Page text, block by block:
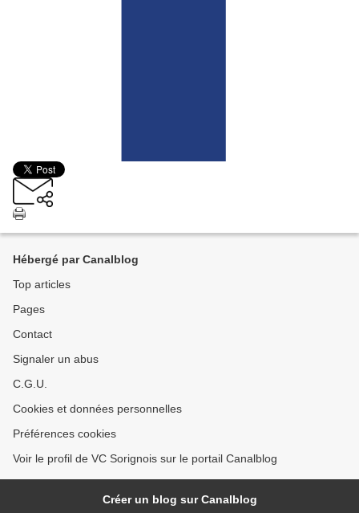
Hébergé par Canalblog
Top articles
Pages
Contact
Signaler un abus
C.G.U.
Cookies et données personnelles
Préférences cookies
Voir le profil de VC Sorignois sur le portail Canalblog
Créer un blog sur Canalblog